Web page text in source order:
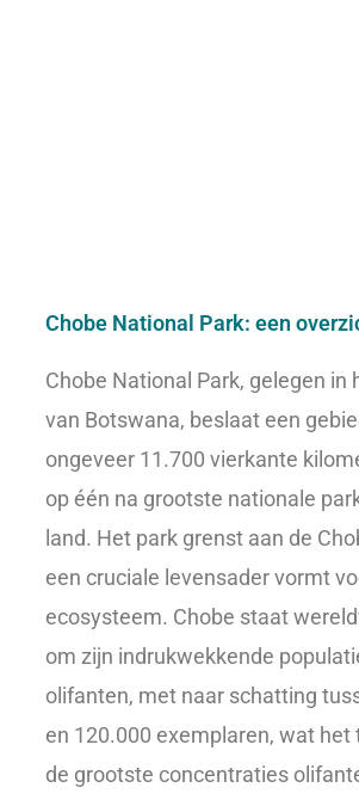
Chobe National Park: een
Chobe National Park, gelegen in
van Botswana, beslaat een
ongeveer 11.700 vierkante
op één na grootste nationale
land. Het park grenst aan de
een cruciale levensader vormt
ecosysteem. Chobe staat
om zijn indrukwekkende
olifanten, met naar schatting
en 120.000 exemplaren, wat het
de grootste concentraties